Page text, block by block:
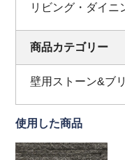
リビング・ダイニ
商品カテゴリー
壁用ストーン&ブ
使用した商品